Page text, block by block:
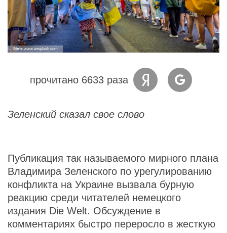
Фото: www.unsplash.com
прочитано 6633 раза
Зеленский сказал свое слово
Публикация так называемого мирного плана
Владимира Зеленского по урегулированию
конфликта на Украине вызвала бурную
реакцию среди читателей немецкого
издания Die Welt. Обсуждение в
комментариях быстро переросло в жесткую